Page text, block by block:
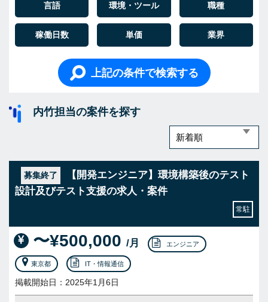
言語 環境・ツール 職種
稼働日数 単価 業界
上記の条件で検索する
内竹担当の案件を探す
募集終了
【開発エンジニア】環境構築後のテスト
設計及びテスト支援の求人・案件
常駐
〜¥500,000 /月 エンジニア
東京都 IT・情報通信
掲載開始日：2025年1月6日